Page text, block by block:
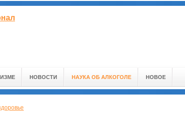
НОВОСТИ НАУКА ОБ АЛКОГОЛЕ НОВОЕ